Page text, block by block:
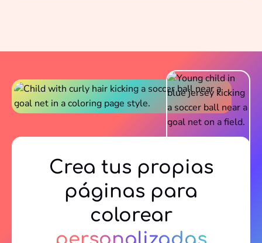
Crea tus propias
páginas para
colorear